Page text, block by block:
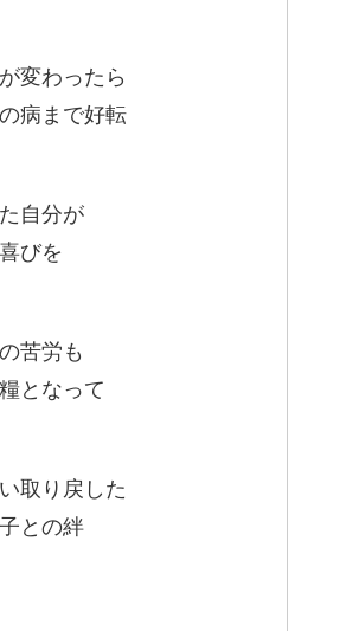
変わったら
病まで好転
自分が
びを
苦労も
となって
取り戻した
との絆